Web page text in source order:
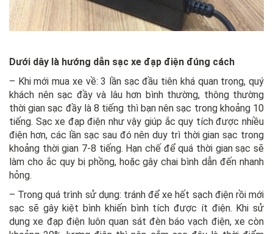
Dưới dây là hướng dẫn sạc xe đạp điện đúng cách
– Khi mới mua xe về: 3 lần sạc đầu tiên khá quan trọng, quý
khách nên sạc đầy và lâu hơn bình thường, thông thường
thời gian sạc đầy là 8 tiếng thì bạn nên sạc trong khoảng 10
tiếng. Sạc xe đạp điện như vậy giúp ắc quy tích được nhiều
điện hơn, các lần sạc sau đó nên duy trì thời gian sạc trong
khoảng thời gian 7-8 tiếng. Hạn chế để quá thời gian sạc sẽ
làm cho ắc quy bị phồng, hoặc gây chai bình dẫn đến nhanh
hỏng.
– Trong quá trình sử dụng: tránh để xe hết sạch điện rồi mới
sạc sẽ gây kiệt bình khiến bình tích được ít điện. Khi sử
dụng xe đạp điện luôn quan sát đèn báo vạch điện, xe còn